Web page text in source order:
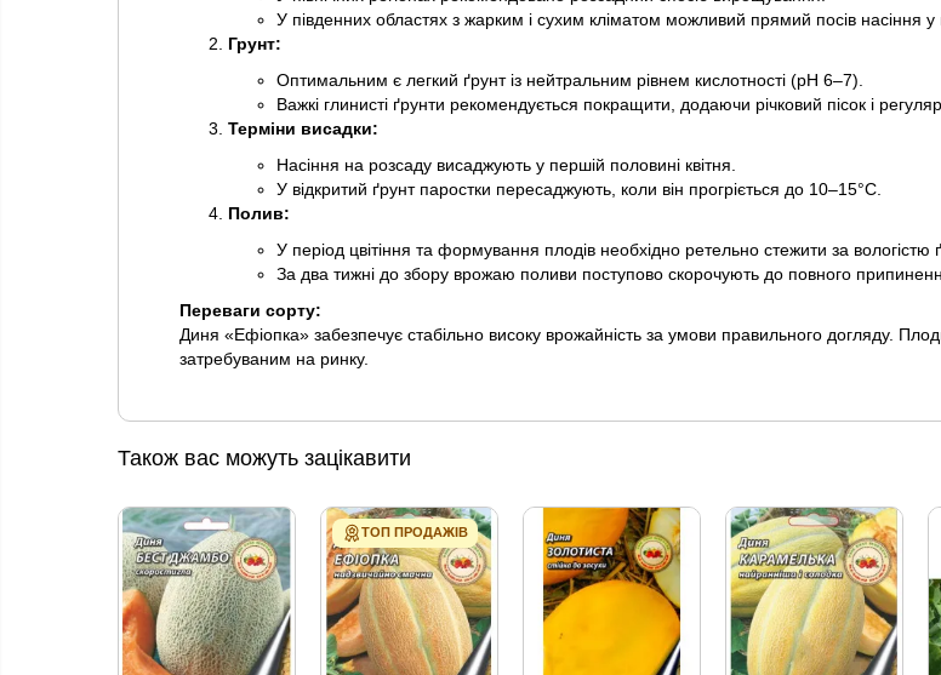
У південних областях з жарким і сухим кліматом можливий прямий посів насіння у
Грунт:
Оптимальним є легкий ґрунт із нейтральним рівнем кислотності (pH 6–7).
Важкі глинисті ґрунти рекомендується покращити, додаючи річковий пісок і
Терміни висадки:
Насіння на розсаду висаджують у першій половині квітня.
У відкритий ґрунт паростки пересаджують, коли він прогріється до 10–15°C.
Полив:
У період цвітіння та формування плодів необхідно ретельно стежити за вологістю
За два тижні до збору врожаю поливи поступово скорочують до повного
Переваги сорту:
Диня «Ефіопка» забезпечує стабільно високу врожайність за умови правильного догляду.
затребуваним на ринку.
Також вас можуть зацікавити
ТОП ПРОДАЖІВ